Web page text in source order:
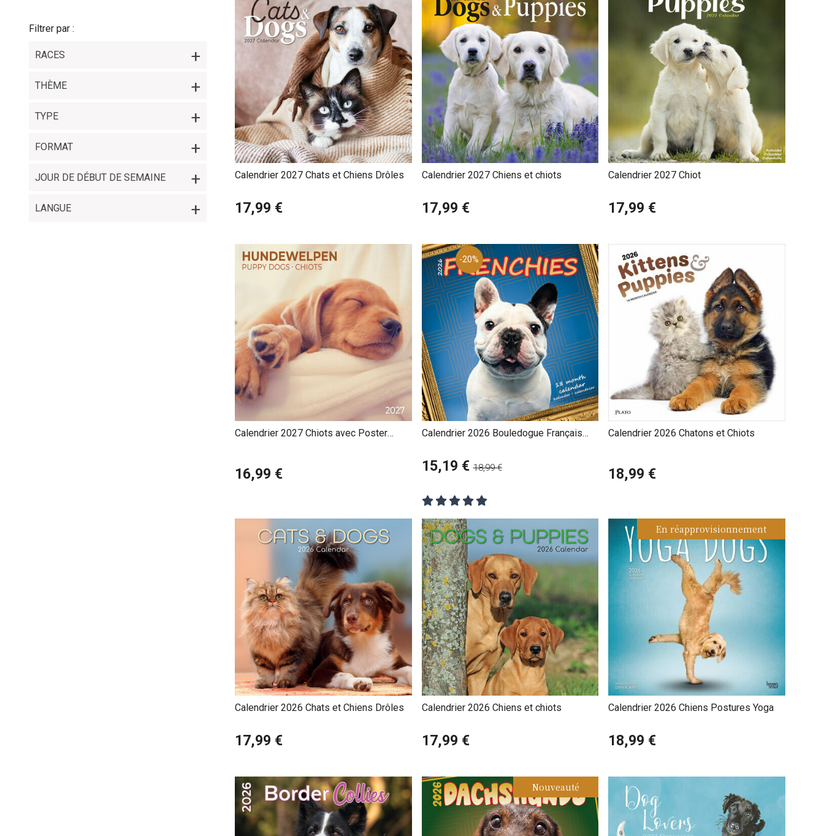
Filtrer par :
RACES
THÈME
TYPE
FORMAT
JOUR DE DÉBUT DE SEMAINE
LANGUE
Calendrier 2027 Chats et Chiens Drôles
17,99 €
Calendrier 2027 Chiens et chiots
17,99 €
Calendrier 2027 Chiot
17,99 €
Calendrier 2027 Chiots avec Poster
16,99 €
-20%
Calendrier 2026 Bouledogue Français
15,19 € 18,99 €
Calendrier 2026 Chatons et Chiots
18,99 €
Calendrier 2026 Chats et Chiens Drôles
17,99 €
Calendrier 2026 Chiens et chiots
17,99 €
Calendrier 2026 Chiens Postures Yoga
18,99 €
En réapprovisionnement
Nouveauté